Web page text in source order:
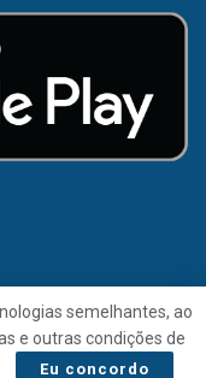
semelhantes, ao
e outras condições de
Eu concordo